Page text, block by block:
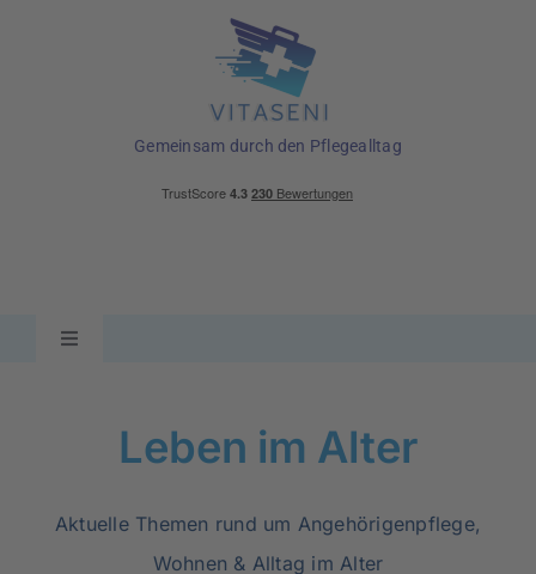
Gemeinsam durch den Pflegealltag
Toggle
Rundum versorgt
Leben im Alter
Aktuelle Themen rund um Angehörigenpflege,
Wohnen & Alltag im Alter